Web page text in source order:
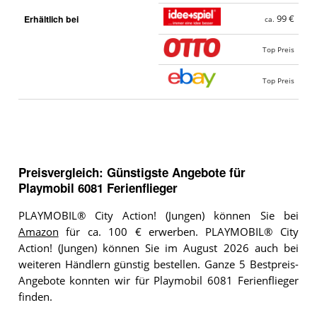
Erhältlich bei ca. 99 €
Top Preis
Top Preis
Preisvergleich: Günstigste Angebote für
Playmobil 6081 Ferienflieger
PLAYMOBIL® City Action! (Jungen) können Sie bei
Amazon für ca. 100 € erwerben. PLAYMOBIL® City
Action! (Jungen) können Sie im August 2026 auch bei
weiteren Händlern günstig bestellen. Ganze 5 Bestpreis-
Angebote konnten wir für Playmobil 6081 Ferienflieger
finden.